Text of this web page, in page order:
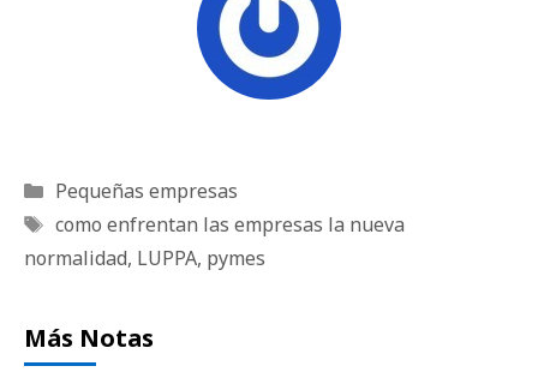
Categorías
Pequeñas empresas
Etiquetas
como enfrentan las empresas la nueva
normalidad, LUPPA, pymes
Más Notas